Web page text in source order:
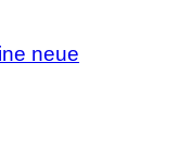
neue